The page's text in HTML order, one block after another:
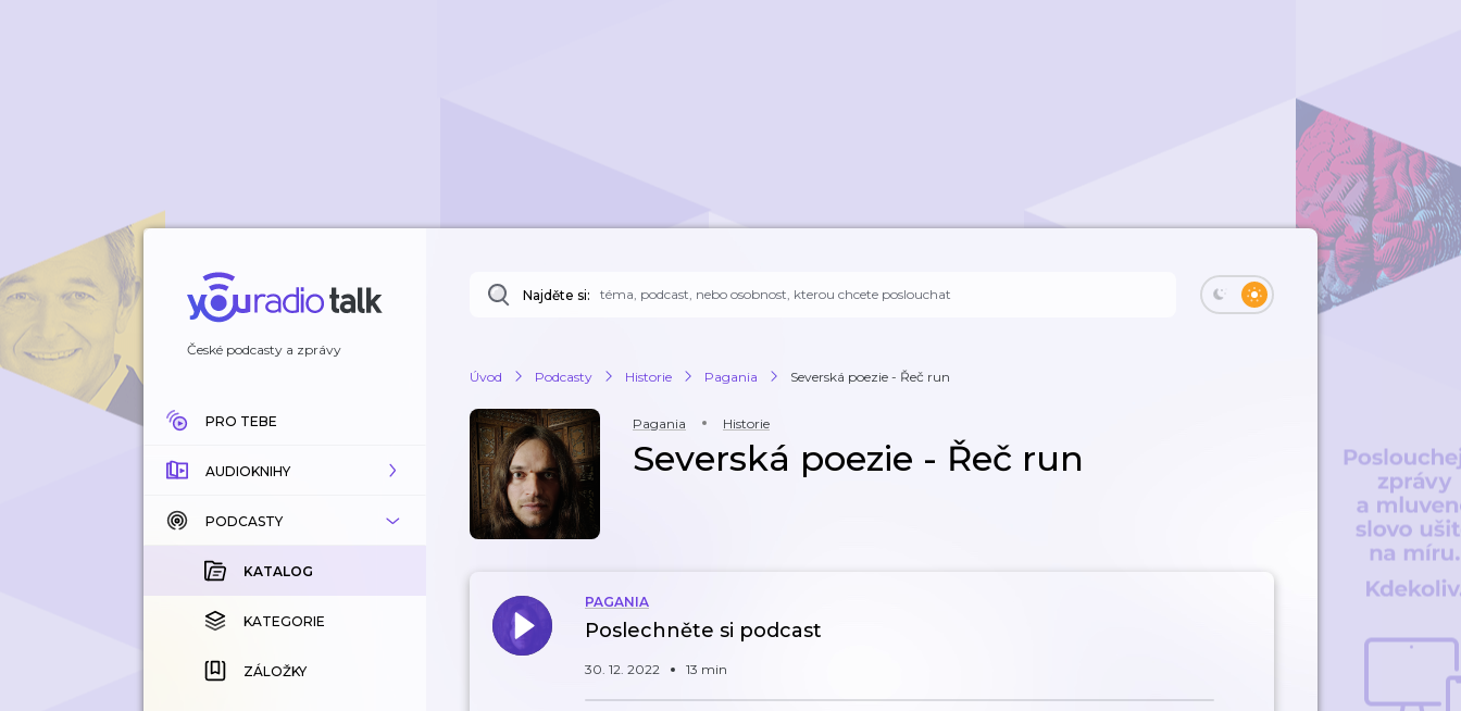
České podcasty a zprávy
PRO TEBE
AUDIOKNIHY
KATALOG
KOUPENÉ
KATEGORIE
ZÁLOŽKY
PODCASTY
KATALOG
KATEGORIE
ZÁLOŽKY
Najděte si:
Úvod Podcasty Historie Pagania Severská poezie - Řeč run
Pagania Historie
Severská poezie - Řeč run
PAGANIA
Poslechněte si podcast
30. 12. 2022 13 min